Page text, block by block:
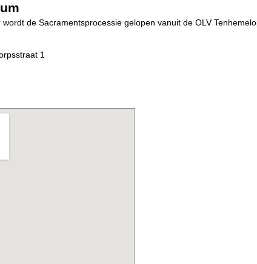
de Sacramentsprocessie gelopen vanuit de OLV
1